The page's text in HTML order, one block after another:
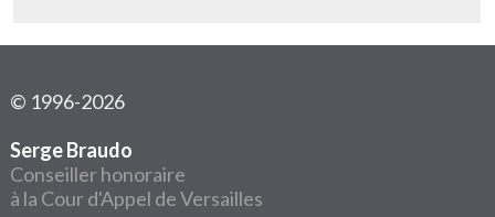
© 1996-2026
Serge Braudo
Conseiller honoraire
à la Cour d'Appel de Versailles